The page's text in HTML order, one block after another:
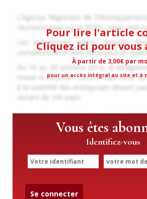
Pour lire l'article
Cliquez ici pour vous
À partir de 3,00€ par
pour un accès intégral au site et à
Vous êtes
Identifiez-vous
Se connecter